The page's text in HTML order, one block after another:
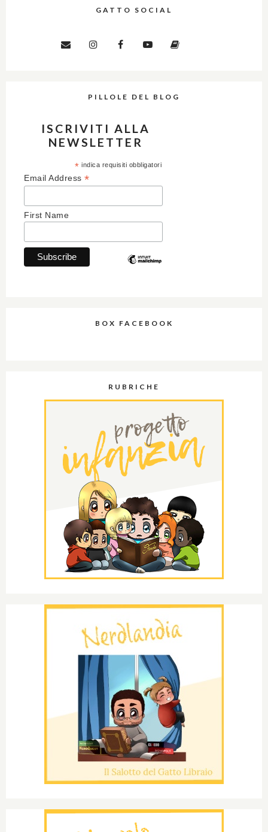
GATTO SOCIAL
PILLOLE DEL BLOG
ISCRIVITI ALLA
NEWSLETTER
* indica requisiti obbligatori
Email Address *
First Name
BOX FACEBOOK
RUBRICHE